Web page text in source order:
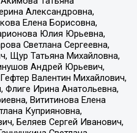
Александровна,
Елена Борисовна,
Юлия Юрьевна,
Светлана Сергеевна,
Щур Татьяна Михайловна,
Андрей Юрьевич,
Валентин Михайлович,
Ирина Анатольевна,
Вититинова Елена
Куприяновна,
Беляев Сергей Иванович,